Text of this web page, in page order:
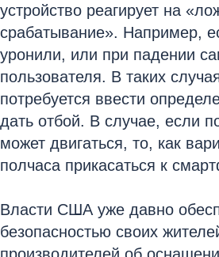
устройство реагирует на
срабатывание». Например,
уронили, или при падении
пользователя. В таких
потребуется ввести
дать отбой. В случае, если
может двигаться, то, как
полчаса прикасаться к
Власти США уже давно
безопасностью своих